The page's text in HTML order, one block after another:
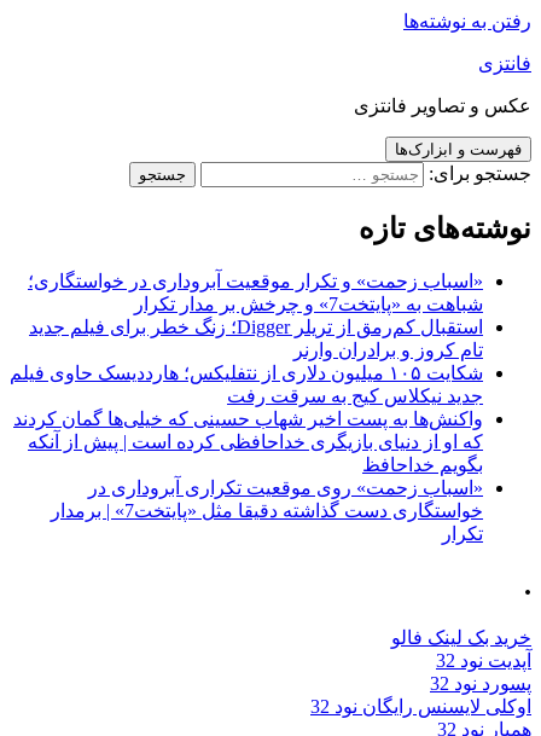
رفتن به نوشته‌ها
فانتزی
عکس و تصاویر فانتزی
فهرست و ابزارک‌ها
جستجو برای:
نوشته‌های تازه
«اسباب زحمت» و تکرار موقعیت آبروداری در خواستگاری؛
شباهت به «پایتخت7» و چرخش بر مدار تکرار
استقبال کم‌رمق از تریلر Digger؛ زنگ خطر برای فیلم جدید
تام کروز و برادران وارنر
شکایت ۱۰۵ میلیون دلاری از نتفلیکس؛ هارددیسک حاوی فیلم
جدید نیکلاس کیج به سرقت رفت
واکنش‌ها به پست اخیر شهاب حسینی که خیلی‌ها گمان کردند
که او از دنیای بازیگری خداحافظی کرده است | پیش از آنکه
بگویم خداحافظ
«اسباب زحمت» روی موقعیت تکراری آبروداری در
خواستگاری دست گذاشته دقیقا مثل «پایتخت7» | برمدار
تکرار
.
خرید بک لینک فالو
آپدیت نود 32
پسورد نود 32
اوکلی لایسنس رایگان نود 32
همیار نود 32